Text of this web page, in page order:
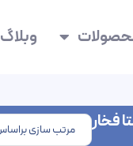
وبلاگ
فخار